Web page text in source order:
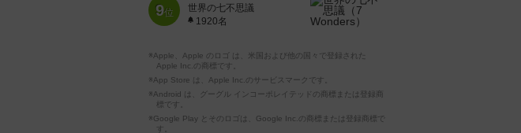
9位
世界の七不思議
1920名
※Apple、Apple のロゴ は、米国および他の国々で登録された
Apple Inc.の商標です。
※App Store は、Apple Inc.のサービスマークです。
※Android は、グーグル インコーポレイテッドの商標または登録商
標です。
※Google Play とそのロゴは、Google Inc.の商標または登録商標で
す。